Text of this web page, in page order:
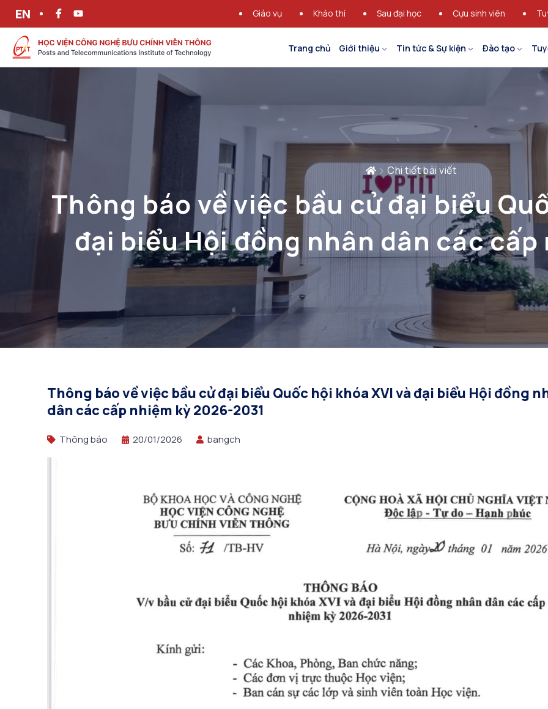
EN Giáo vụ Khảo thí Sau đại học Cựu sinh viên
Trang chủ Giới thiệu Tin tức & Sự kiện Đào tạo
Chi tiết bài viết
Thông báo về việc bầu cử đại biểu
đại biểu Hội đồng nhân dân các
2031
Thông báo về việc bầu cử đại biểu Quốc hội khóa XVI và đại biểu Hội đồng
dân các cấp nhiệm kỳ 2026-2031
Thông báo 20/01/2026 bangch